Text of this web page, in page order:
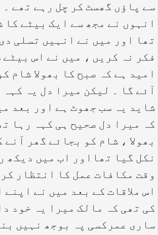
سے پاؤں گھسٹ کر چل رہے تھے
انہوں نے مجھ سے ایک بیٹے کا
تھا اور میں نے انہیں تسلی
فکر نہ کریں ، میں نے اس
امید ہے کہ صبح کا بھولا شام
آئے گا ۔ لیکن میرا دل یہ کہہ
شاید یہ سب جھوٹ ہے اور بعد
کہ میرا دل صحیح ہی کہہ رہا
بھولا ، شام کو بجائے گھر
نکل گیا تھااور اب میں دیکھ
وقت مکافات عمل کا انتظار
اس ملاقات کے بعد میں نے اپنے
کی تھی کہ مالک میرا یہ خود
ساری عمرکسی پہ بوجھ نہیں